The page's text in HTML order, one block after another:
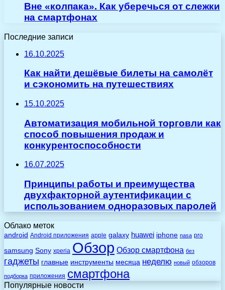
Вне «колпака». Как уберечься от слежки
на смартфонах
Последние записи
16.10.2025
Как найти дешёвые билеты на самолёт
и сэкономить на путешествиях
15.10.2025
Автоматизация мобильной торговли как
способ повышения продаж и
конкурентоспособности
16.07.2025
Принципы работы и преимущества
двухфакторной аутентификации с
использованием одноразовых паролей
Облако меток
android Android приложения apple galaxy huawei iphone nasa pro
samsung Sony xperia Обзор Обзор смартфона без
гаджеты главные инструменты месяца неделю новый обзоров
подборка приложения смартфона
Популярные новости